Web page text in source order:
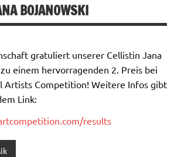
BOJANOWSKI
gratuliert unserer Cellistin Jana
einem hervorragenden 2. Preis bei
Artists Competition! Weitere Infos gibt
Link:
results